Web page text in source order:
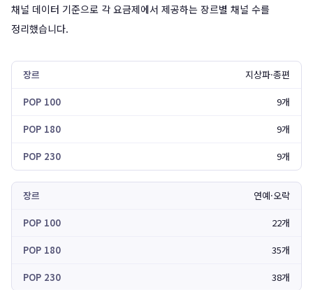
채널 데이터 기준으로 각 요금제에서 제공하는 장르별 채널 수를
정리했습니다.
지상파·종편
9개
9개
9개
연예·오락
22개
35개
38개